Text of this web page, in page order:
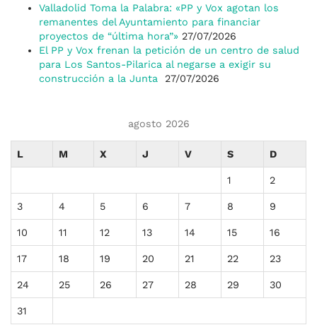
Valladolid Toma la Palabra: «PP y Vox agotan los
remanentes del Ayuntamiento para financiar
proyectos de “última hora”» 27/07/2026
El PP y Vox frenan la petición de un centro de salud
para Los Santos-Pilarica al negarse a exigir su
construcción a la Junta
27/07/2026
agosto 2026
L M X J V S D
1 2
3 4 5 6 7 8 9
10 11 12 13 14 15 16
17 18 19 20 21 22 23
24 25 26 27 28 29 30
31